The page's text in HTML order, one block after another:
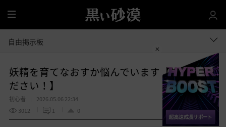
全
体
自由掲示板
妖精を育てなおすか悩んでいます【ご意見く
ださい！】
初心者
2026.05.06 22:34
3012
1 0